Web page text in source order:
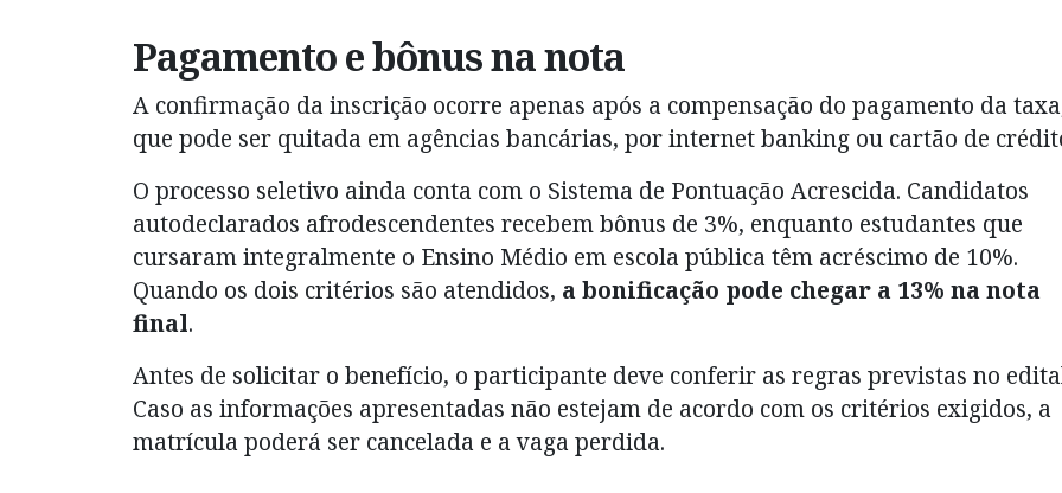
Pagamento e bônus na nota
A confirmação da inscrição ocorre apenas após a compensação do pagamento da
que pode ser quitada em agências bancárias, por internet banking ou cartão de
O processo seletivo ainda conta com o Sistema de Pontuação Acrescida. Candidatos
autodeclarados afrodescendentes recebem bônus de 3%, enquanto estudantes que
cursaram integralmente o Ensino Médio em escola pública têm acréscimo de 10%.
Quando os dois critérios são atendidos, a bonificação pode chegar a 13% na nota
final.
Antes de solicitar o benefício, o participante deve conferir as regras previstas no
Caso as informações apresentadas não estejam de acordo com os critérios exigidos, a
matrícula poderá ser cancelada e a vaga perdida.